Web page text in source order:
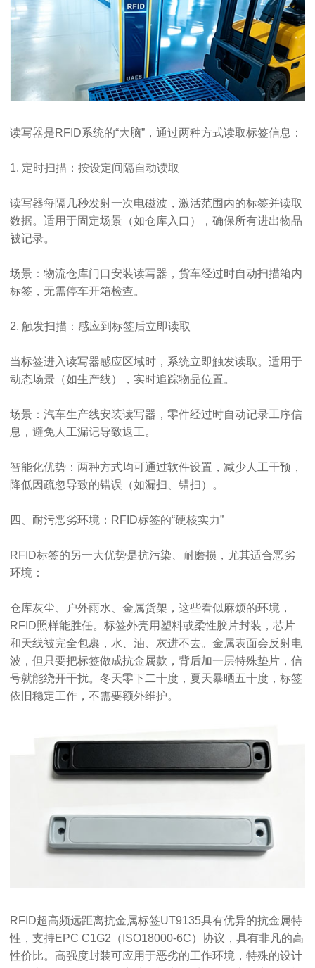
读写器是RFID系统的“大脑”，通过两种方式读取标签信息：
1. 定时扫描：按设定间隔自动读取
读写器每隔几秒发射一次电磁波，激活范围内的标签并读取
数据。适用于固定场景（如仓库入口），确保所有进出物品
被记录。
场景：物流仓库门口安装读写器，货车经过时自动扫描箱内
标签，无需停车开箱检查。
2. 触发扫描：感应到标签后立即读取
当标签进入读写器感应区域时，系统立即触发读取。适用于
动态场景（如生产线），实时追踪物品位置。
场景：汽车生产线安装读写器，零件经过时自动记录工序信
息，避免人工漏记导致返工。
智能化优势：两种方式均可通过软件设置，减少人工干预，
降低因疏忽导致的错误（如漏扫、错扫）。
四、耐污恶劣环境：RFID标签的“硬核实力”
RFID标签的另一大优势是抗污染、耐磨损，尤其适合恶劣
环境：
仓库灰尘、户外雨水、金属货架，这些看似麻烦的环境，
RFID照样能胜任。标签外壳用塑料或柔性胶片封装，芯片
和天线被完全包裹，水、油、灰进不去。金属表面会反射电
波，但只要把标签做成抗金属款，背后加一层特殊垫片，信
号就能绕开干扰。冬天零下二十度，夏天暴晒五十度，标签
依旧稳定工作，不需要额外维护。
RFID超高频远距离抗金属标签UT9135具有优异的抗金属特
性，支持EPC C1G2（ISO18000-6C）协议，具有非凡的高
性价比。高强度封装可应用于恶劣的工作环境，特殊的设计